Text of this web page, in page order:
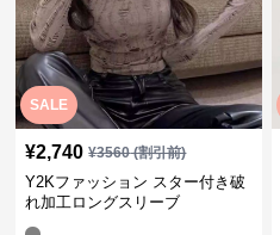
SALE
¥2,740 ¥3560(割引前)
Y2Kファッション スター付き破
れ加工ロングスリーブ